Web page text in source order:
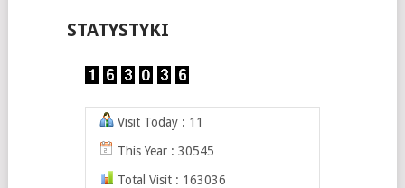
STATYSTYKI
Visit Today : 11
This Year : 30545
Total Visit : 163036